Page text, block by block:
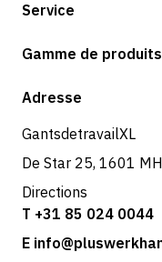
Service
Options de paiement
Gamme de produits
Boutique
Adresse
GantsdetravailXL
De Star 25, 1601
Directions
T +31 85 024 0044
E